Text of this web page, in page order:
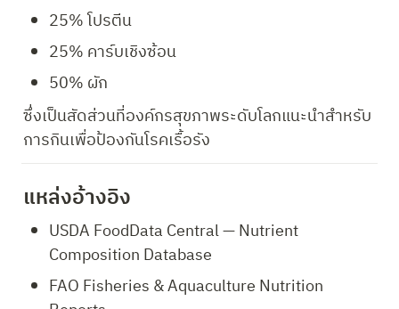
25% โปรตีน
25% คาร์บเชิงซ้อน
50% ผัก
ซึ่งเป็นสัดส่วนที่องค์กรสุขภาพระดับโลกแนะนำสำหรับ
การกินเพื่อป้องกันโรคเรื้อรัง
แหล่งอ้างอิง
USDA FoodData Central — Nutrient
Composition Database
FAO Fisheries & Aquaculture Nutrition